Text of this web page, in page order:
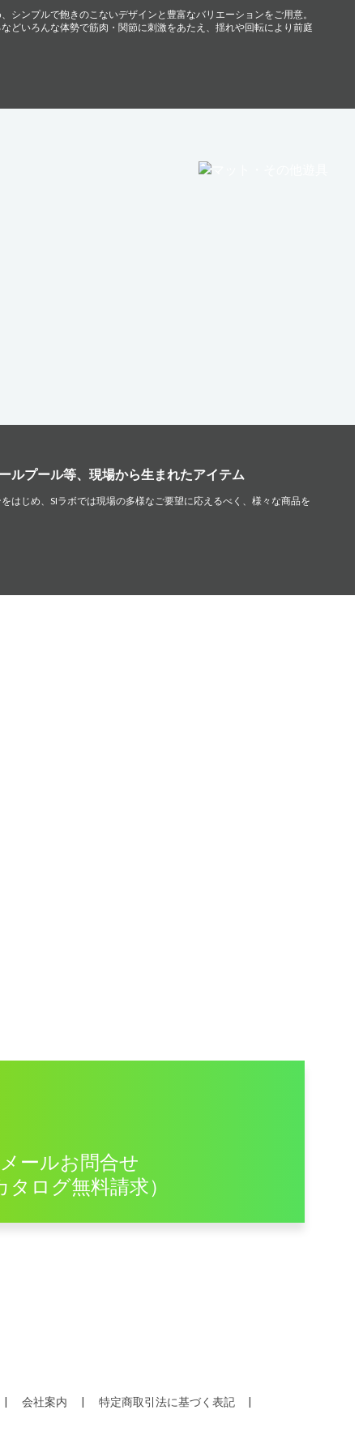
シンプルで飽きのこないデザインと豊富なバリエーションをご用意。
どいろんな体勢で筋肉・関節に刺激をあたえ、揺れや回転により前庭
ルプール等、現場から生まれたアイテム
はじめ、SIラボでは現場の多様なご要望に応えるべく、様々な商品を
メールお問合せ
タログ無料請求）
会社案内
特定商取引法に基づく表記